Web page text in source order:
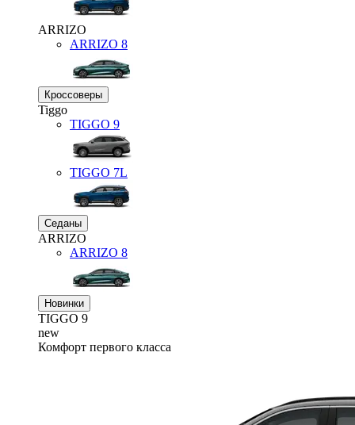
ARRIZO
ARRIZO 8
Кроссоверы
Tiggo
TIGGO 9
TIGGO 7L
Седаны
ARRIZO
ARRIZO 8
Новинки
TIGGO 9
new
Комфорт первого класса